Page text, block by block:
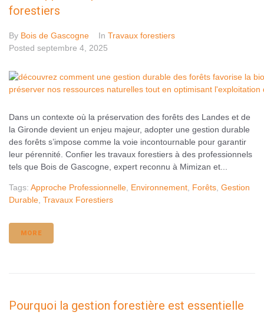
forestiers
By Bois de Gascogne In Travaux forestiers
Posted septembre 4, 2025
Dans un contexte où la préservation des forêts des Landes et de
la Gironde devient un enjeu majeur, adopter une gestion durable
des forêts s’impose comme la voie incontournable pour garantir
leur pérennité. Confier les travaux forestiers à des professionnels
tels que Bois de Gascogne, expert reconnu à Mimizan et...
Tags: Approche Professionnelle Environnement Forêts Gestion
Durable Travaux Forestiers
MORE
Pourquoi la gestion forestière est essentielle